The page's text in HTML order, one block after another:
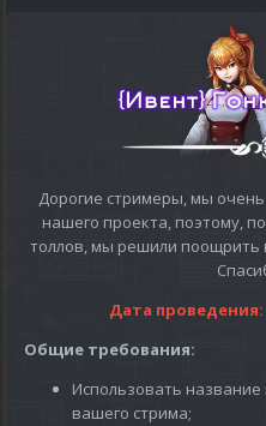
Дорогие стримеры, мы
нашего проекта, поэтому,
толлов, мы решили поощрить
Дата проведения:
Общие требования:
Использовать
вашего стрима;